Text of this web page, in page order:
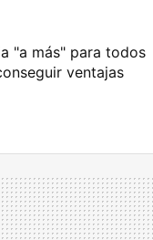
"a más" para todos
ventajas